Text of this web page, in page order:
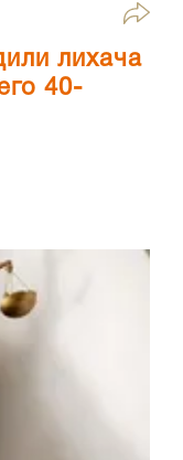
лихача
40-